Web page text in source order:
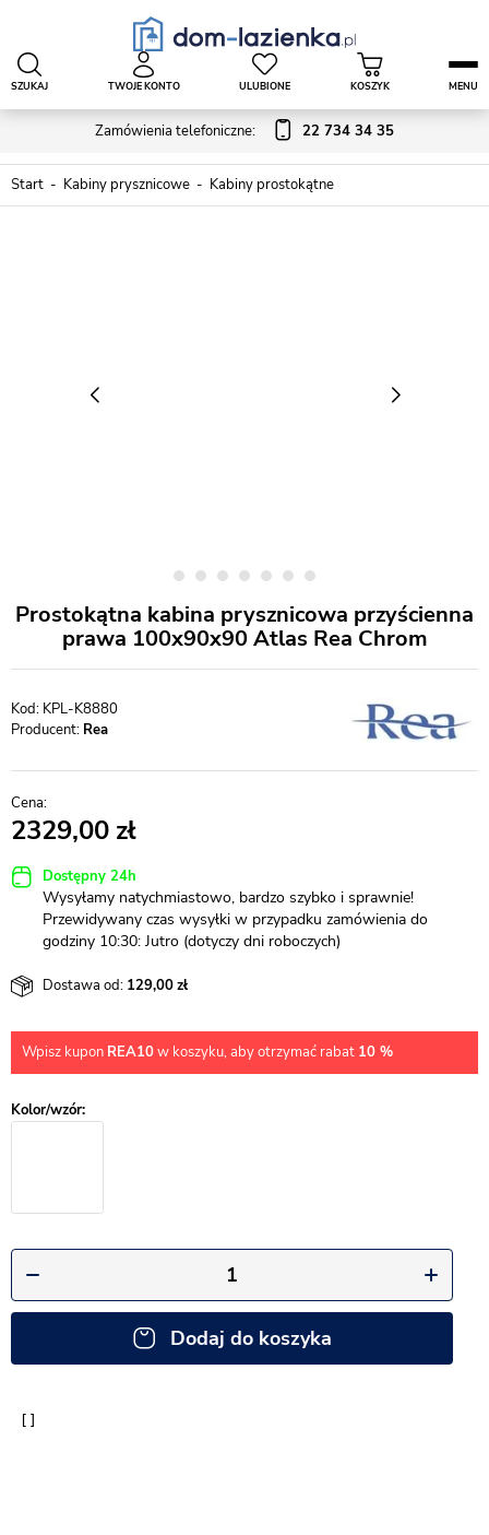
Zamówienia telefoniczne: 22 734 34 35
SZUKAJ TWOJE KONTO ULUBIONE KOSZYK MENU
Start Kabiny prysznicowe Kabiny prostokątne
Prostokątna kabina prysznicowa przyścienna
prawa 100x90x90 Atlas Rea Chrom
KPL-K8880
Producent: Rea
2329,00
Dostępny 24h
Wysyłamy natychmiastowo, bardzo szybko i sprawnie!
Przewidywany czas wysyłki w przypadku zamówienia do
godziny 10:30: Jutro (dotyczy dni roboczych)
Dostawa od: 129,00
Wpisz kupon REA10w koszyku, aby otrzymać rabat 10 %
Dodaj do koszyka